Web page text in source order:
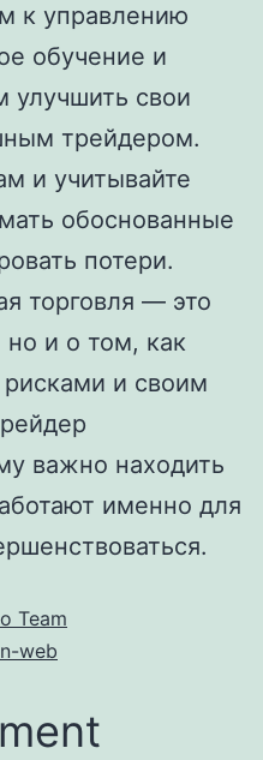
к управлению
обучение и
улучшить свои
трейдером.
и учитывайте
обоснованные
потери.
торговля — это
и о том, как
рисками и своим
важно находить
именно для
Team
web